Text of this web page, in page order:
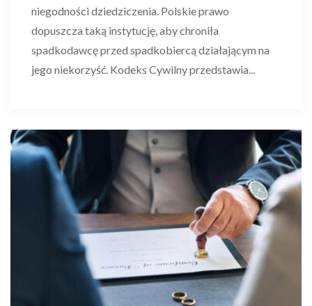
niegodności dziedziczenia. Polskie prawo
dopuszcza taką instytucję, aby chroniła
spadkodawcę przed spadkobiercą działającym na
jego niekorzyść. Kodeks Cywilny przedstawia...